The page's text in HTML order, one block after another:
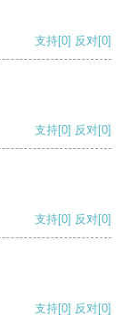
支持[0] 反对[0]
支持[0] 反对[0]
支持[0] 反对[0]
支持[0] 反对[0]